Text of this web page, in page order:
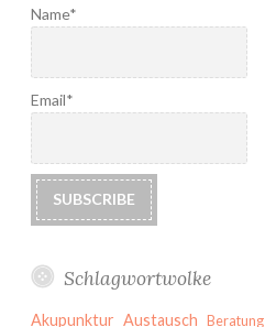
Name*
Email*
Schlagwortwolke
Akupunktur Austausch Beratung